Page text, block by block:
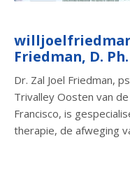
Friedman, D.
Dr. Zal Joel Friedman,
Trivalley Oosten van
Francisco, is
therapie, de afweging